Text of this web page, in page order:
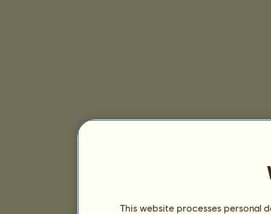
This website processes personal